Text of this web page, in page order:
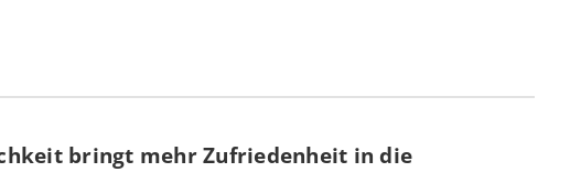
bringt mehr Zufriedenheit in die